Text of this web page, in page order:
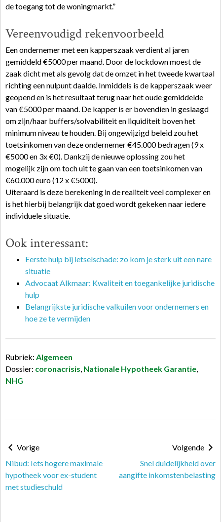
de toegang tot de woningmarkt.”
Vereenvoudigd rekenvoorbeeld
Een ondernemer met een kapperszaak verdient al jaren
gemiddeld €5000 per maand. Door de lockdown moest de
zaak dicht met als gevolg dat de omzet in het tweede kwartaal
richting een nulpunt daalde. Inmiddels is de kapperszaak weer
geopend en is het resultaat terug naar het oude gemiddelde
van €5000 per maand. De kapper is er bovendien in geslaagd
om zijn/haar buffers/solvabiliteit en liquiditeit boven het
minimum niveau te houden. Bij ongewijzigd beleid zou het
toetsinkomen van deze ondernemer €45.000 bedragen (9 x
€5000 en 3x €0). Dankzij de nieuwe oplossing zou het
mogelijk zijn om toch uit te gaan van een toetsinkomen van
€60.000 euro (12 x €5000).
Uiteraard is deze berekening in de realiteit veel complexer en
is het hierbij belangrijk dat goed wordt gekeken naar iedere
individuele situatie.
Ook interessant:
Eerste hulp bij letselschade: zo kom je sterk uit een nare
situatie
Advocaat Alkmaar: Kwaliteit en toegankelijke juridische
hulp
Belangrijkste juridische valkuilen voor ondernemers en
hoe ze te vermijden
Rubriek: Algemeen
Dossier: coronacrisis, Nationale Hypotheek Garantie,
NHG
Vorige
Nibud: Iets hogere maximale
hypotheek voor ex-student
met studieschuld
Volgende
Snel duidelijkheid over
aangifte inkomstenbelasting